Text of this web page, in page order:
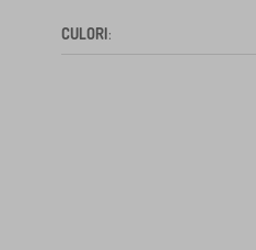
CULORI: